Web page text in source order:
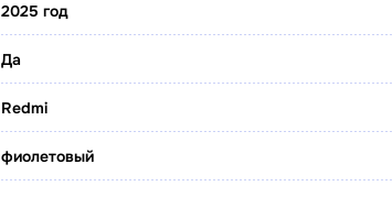
2025 год
Да
Redmi
фиолетовый